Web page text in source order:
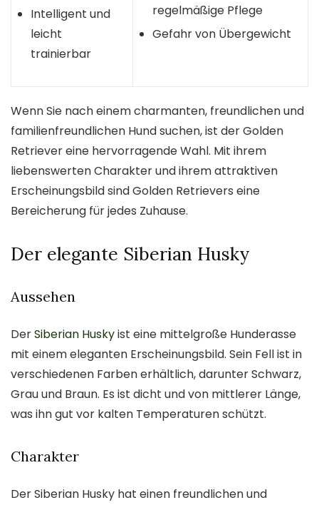
Intelligent und
leicht
trainierbar
regelmäßige Pflege
Gefahr von Übergewicht
Wenn Sie nach einem charmanten, freundlichen und
familienfreundlichen Hund suchen, ist der Golden
Retriever eine hervorragende Wahl. Mit ihrem
liebenswerten Charakter und ihrem attraktiven
Erscheinungsbild sind Golden Retrievers eine
Bereicherung für jedes Zuhause.
Der elegante Siberian Husky
Aussehen
DerSiberian Huskyist eine mittelgroße Hunderasse
mit einem eleganten Erscheinungsbild. Sein Fell ist in
verschiedenen Farben erhältlich, darunter Schwarz,
Grau und Braun. Es ist dicht und von mittlerer Länge,
was ihn gut vor kalten Temperaturen schützt.
Charakter
Der Siberian Husky hat einen freundlichen und